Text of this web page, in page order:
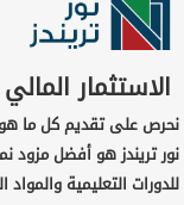
الاستثمار
نحرص على تقديم كل ما هو
نور تريندز هو أفضل مزود
للدورات التعليمية